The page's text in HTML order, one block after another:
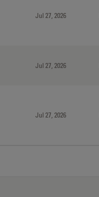
Jul 27, 2026
Jul 27, 2026
Jul 27, 2026